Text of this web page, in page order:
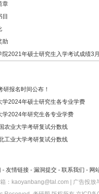
章
目
助
院2021年硕士研究生入学考试成绩3
研报名时间公布！
学2024年硕士研究生各专业学费
学2024年研究生各专业学费
农业大学考研复试分数线
工业大学考研复试分数线
- 友情链接 - 漏洞提交 - 联系我们 - 网
：kaoyanbang@tal.com | 广告投放